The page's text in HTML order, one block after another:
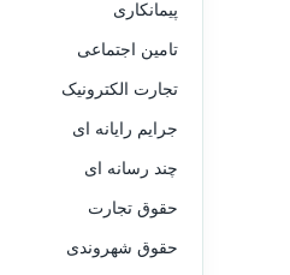
پیمانکاری
تامین اجتماعی
تجارت الکترونیک
جرایم رایانه ای
چند رسانه ای
حقوق تجارت
حقوق شهروندی